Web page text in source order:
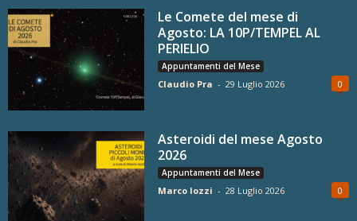
Le Comete del mese di
Agosto: LA 10P/TEMPEL AL
PERIELIO
Appuntamenti del Mese
Claudio Pra - 29 Luglio 2026 0
Asteroidi del mese Agosto
2026
Appuntamenti del Mese
Marco Iozzi - 28 Luglio 2026 0